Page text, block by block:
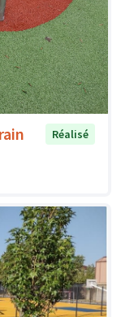
Réalisé